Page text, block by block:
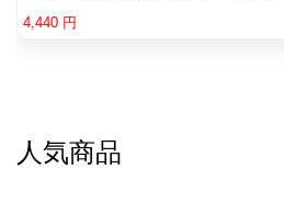
4,440 円
人気商品